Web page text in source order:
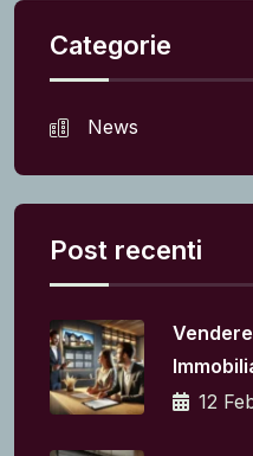
Categorie
News
Post recenti
12